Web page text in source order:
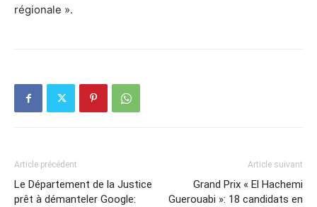
régionale ».
Article précédent
Le Département de la Justice
prêt à démanteler Google:
Article suivant
Grand Prix « El Hachemi
Guerouabi »: 18 candidats en